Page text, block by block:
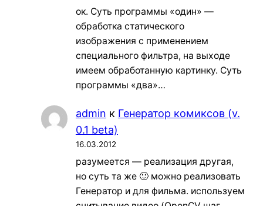
ок. Суть программы «один» —
обработка статического
изображения с применением
специального фильтра, на выходе
имеем обработанную картинку. Суть
программы «два»…
admin к Генератор комиксов (v.
0.1 beta)
16.03.2012
разумеется — реализация другая,
но суть та же 🙂 можно реализовать
Генератор и для фильма. используем